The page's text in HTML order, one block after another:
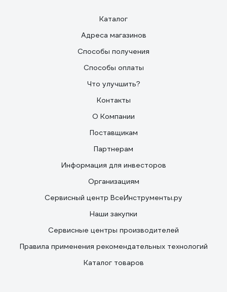
Каталог
Адреса магазинов
Способы получения
Способы оплаты
Что улучшить?
Контакты
О Компании
Поставщикам
Партнерам
Информация для инвесторов
Организациям
Сервисный центр ВсеИнструменты.ру
Наши закупки
Сервисные центры производителей
Правила применения рекомендательных технологий
Каталог товаров